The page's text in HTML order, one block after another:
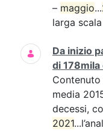
– maggio...
larga
Da inizio
di
Contenuto
media
decessi,
2021